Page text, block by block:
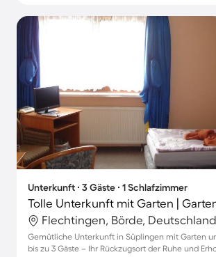
Unterkunft ∙ 3 Gäste ∙ 1 Schlafzimmer
Tolle Unterkunft mit Garten |
Flechtingen, Börde, Deutschland
Gemütliche Unterkunft in Süplingen mit Garten
bis zu 3 Gäste – Ihr Rückzugsort der Ruhe und